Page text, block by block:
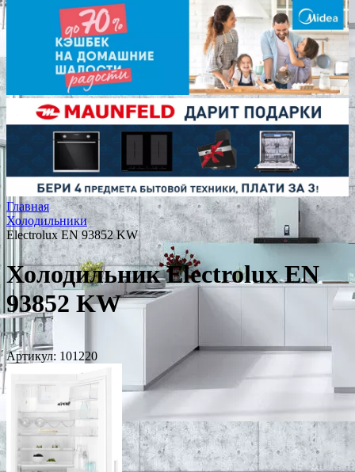
Главная
Холодильники
Electrolux EN 93852 KW
Холодильник Electrolux EN
93852 KW
Артикул: 101220